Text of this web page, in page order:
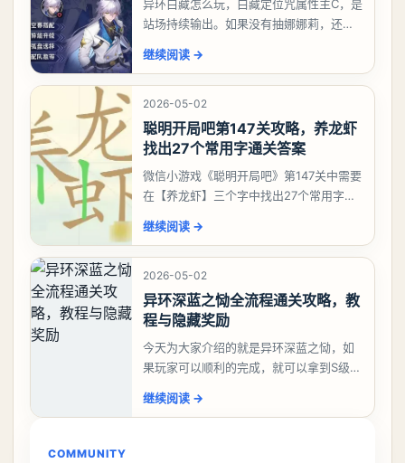
异环白藏怎么玩，白藏定位咒属性主C，是
站场持续输出。如果没有抽娜娜莉，还没
有娜娜莉缺另外一个二队C想打深渊也可以
考虑养个白藏
继续阅读 →
2026-05-02
聪明开局吧第147关攻略，养龙虾
找出27个常用字通关答案
微信小游戏《聪明开局吧》第147关中需要
在【养龙虾】三个字中找出27个常用字，
大、夫、夰、巾、中、虫、下、虾、卜、
囗、吓、卟、
继续阅读 →
2026-05-02
异环深蓝之恸全流程通关攻略，教
程与隐藏奖励
今天为大家介绍的就是异环深蓝之恸，如
果玩家可以顺利的完成，就可以拿到S级弧
比较高的，对于那些新手玩家并不建议直
继续阅读 →
COMMUNITY